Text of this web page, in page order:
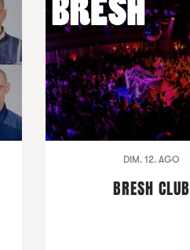
DIM. 12. AGO
BRESH CLUB